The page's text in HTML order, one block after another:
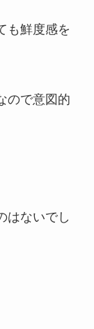
も鮮度感を
ので意図的
はないでし